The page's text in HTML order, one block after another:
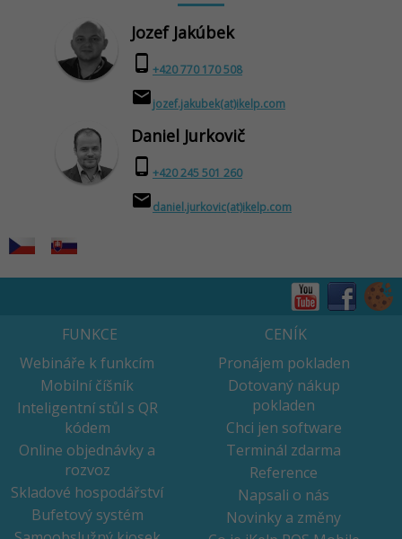
Jozef Jakúbek
phone_android +420 770 170 508
emailjozef.jakubek(at)ikelp.com
Daniel Jurkovič
phone_android +420 245 501 260
emaildaniel.jurkovic(at)ikelp.com
FUNKCE
Webináře k funkcím
Mobilní číšník
Inteligentní stůl s QR
kódem
Online objednávky a
rozvoz
Skladové hospodářství
Bufetový systém
CENÍK
Pronájem pokladen
Dotovaný nákup
pokladen
Chci jen software
Terminál zdarma
Reference
Napsali o nás
Novinky a změny